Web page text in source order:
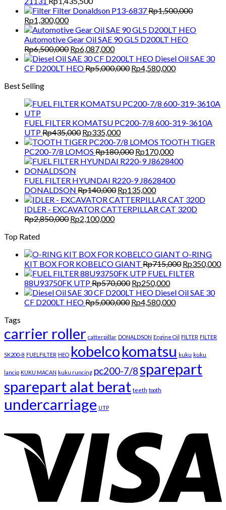
Filter Donaldson P13-6837Rp1,500,000
Original
price
was:
Rp1,500,000.
Rp1,300,000Current
price
is:
Rp1,300,000.
Automotive Gear Oil SAE 90 GL5 D200LT HEO
Rp6,500,000 Original
price
was:
Rp6,087,000Current
price
is:
Diesel Oil SAE 30
CF D200LT HEORp5,000,000 Original
Rp4,580,000Current
Best Selling
FUEL FILTER KOMATSU PC200-7/8 600-319-3610A
UTPRp435,000 Original
price
was:
Rp435,000.
Rp335,000Current
price
is:
Rp335,000.
TOOTH TIGER
PC200-7/8 LOMOS Rp180,000 Original
price
Rp180,000.
Rp170,000Current
price
Rp170,000.
FUEL FILTER HYUNDAI R220-9 J8628400
DONALDSON Rp140,000 Original
price
was:
Rp135,000Current
price
is:
IDLER - EXCAVATOR CATTERPILLAR CAT 320D
Rp2,850,000 Original
Rp2,100,000Current
Top Rated
O-RING
KIT BOX FOR KOBELCO GIANT Rp715,000 Original
price
Rp715,000.
Rp350,000
FUEL FILTER
88U93750FK UTPRp570,000 Original
price
was:
Rp250,000Current
price
is:
Diesel Oil SAE 30
CF D200LT HEORp5,000,000 Original
Rp4,580,000Current
Tags
carrier roller catterpillar DONALDSON Engine Oil FILTER FILTER
SK200-8 FUELFILTER HEO kobelcokomatsu kuku kuku
lancip KUKU MACAN kuku runcing pc200-7/8sparepart
sparepart alat berat teeth tooth
undercarriage UTP